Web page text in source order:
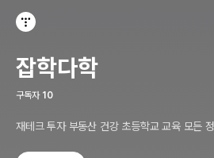
잡학다학
구독자 10
재테크 투자 부동산 건강 초등학교 교육 모든